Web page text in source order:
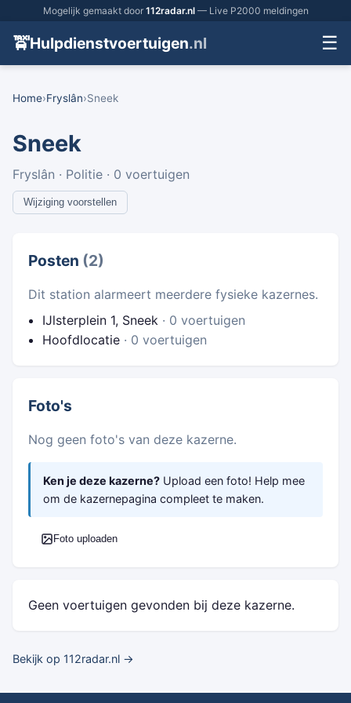
Mogelijk gemaakt door 112radar.nl— Live P2000 meldingen
🚖Hulpdienstvoertuigen.nl ☰
Home›Fryslân›Sneek
Sneek
Fryslân · Politie · 0 voertuigen
Wijziging voorstellen
Posten (2)
Dit station alarmeert meerdere fysieke kazernes.
IJlsterplein 1, Sneek · 0 voertuigen
Hoofdlocatie · 0 voertuigen
Foto's
Nog geen foto's van deze kazerne.
Ken je deze kazerne? Upload een foto! Help mee
om de kazernepagina compleet te maken.
Foto uploaden
Geen voertuigen gevonden bij deze kazerne.
Bekijk op 112radar.nl →